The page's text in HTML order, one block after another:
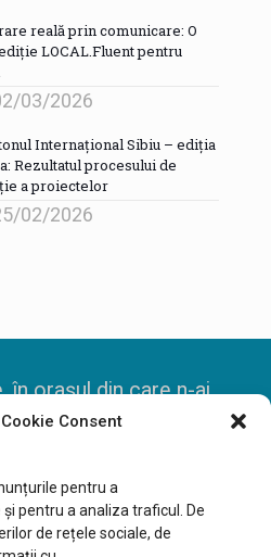
Consent
pentru a
și pentru a analiza traficul. De
de rețele sociale, de
reală prin comunicare: O
LOCAL.Fluent pentru
03/2026
Internațional Sibiu – ediția
Rezultatul procesului de
a proiectelor
02/2026
în orașul din care n-ai
pleca
Sibiu, CIF 30885877